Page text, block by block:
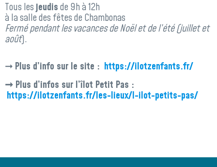
Tous lesjeudisde 9h à 12h
à la salle des fêtes de Chambonas
Fermé pendant les vacances de Noël et de l’été (juillet et
août).
➞ Plus d’info sur le site : https://ilotzenfants.fr/
➞ Plus d’infos sur l’îlot Petit Pas :
https://ilotzenfants.fr/les-lieux/l-ilot-petits-pas/